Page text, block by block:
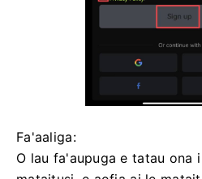
Fa'aaliga:
O lau fa'aupuga e tatau